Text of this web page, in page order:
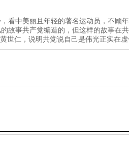
看中美丽且年轻的著名运动员，不顾
故事共产党编造的，但这样的故事在
世仁，说明共党说自己是伟光正实在